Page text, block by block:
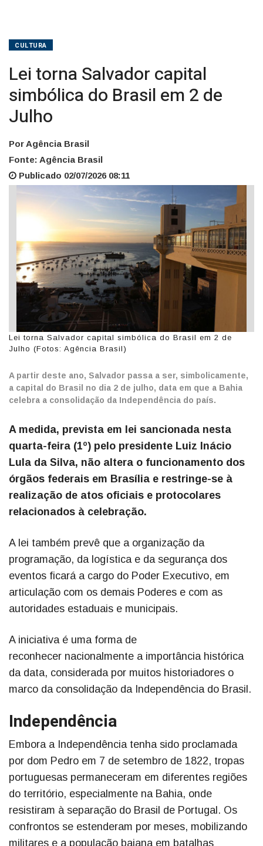
CULTURA
Lei torna Salvador capital
simbólica do Brasil em 2 de
Julho
Por Agência Brasil
Fonte: Agência Brasil
Publicado 02/07/2026 08:11
Lei torna Salvador capital simbólica do Brasil em 2 de
Julho (Fotos: Agência Brasil)
A partir deste ano, Salvador passa a ser, simbolicamente,
a capital do Brasil no dia 2 de julho, data em que a Bahia
celebra a consolidação da Independência do país.
A medida, prevista em lei sancionada nesta
quarta-feira (1º) pelo presidente Luiz Inácio
Lula da Silva, não altera o funcionamento dos
órgãos federais em Brasília e restringe-se à
realização de atos oficiais e protocolares
relacionados à celebração.
A lei também prevê que a organização da
programação, da logística e da segurança dos
eventos ficará a cargo do Poder Executivo, em
articulação com os demais Poderes e com as
autoridades estaduais e municipais.
A iniciativa é uma forma de
reconhecer nacionalmente a importância histórica
da data, considerada por muitos historiadores o
marco da consolidação da Independência do Brasil.
Independência
Embora a Independência tenha sido proclamada
por dom Pedro em 7 de setembro de 1822, tropas
portuguesas permaneceram em diferentes regiões
do território, especialmente na Bahia, onde
resistiram à separação do Brasil de Portugal. Os
confrontos se estenderam por meses, mobilizando
militares e a população baiana em batalhas